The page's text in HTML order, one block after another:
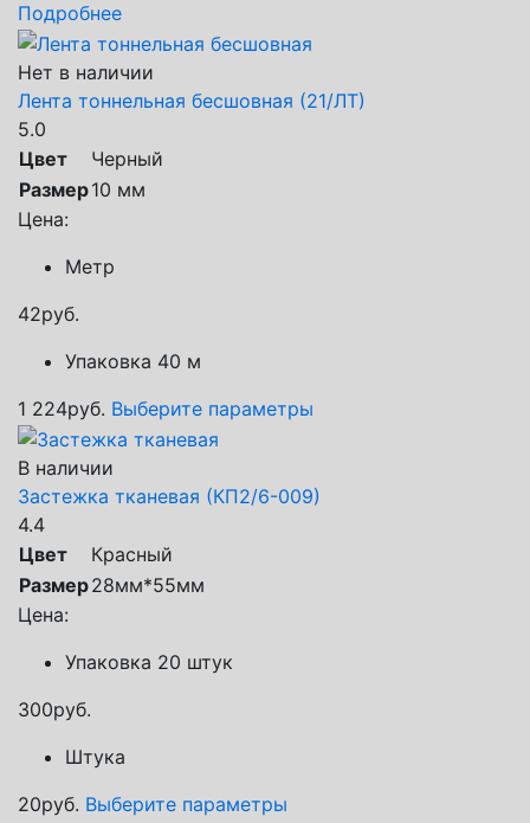
Подробнее
Нет в наличии
Лента тоннельная бесшовная (21/ЛТ)
5.0
Цвет
Черный
Размер10 мм
Цена:
Метр
42руб.
Упаковка 40 м
1 224руб. Выберите параметры
В наличии
Застежка тканевая (КП2/6-009)
4.4
Цвет
Красный
Размер28мм*55мм
Цена:
Упаковка 20 штук
300руб.
Штука
20руб. Выберите параметры